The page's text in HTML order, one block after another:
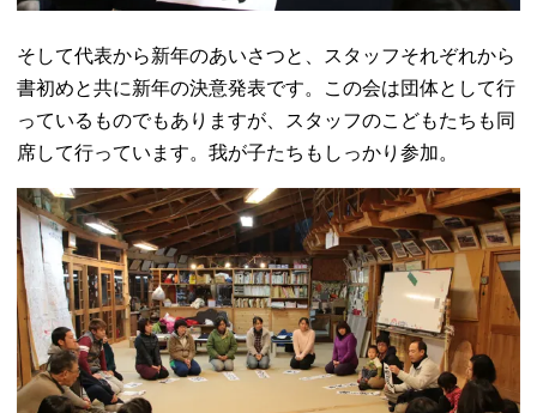
そして代表から新年のあいさつと、スタッフそれぞれから
書初めと共に新年の決意発表です。この会は団体として行
っているものでもありますが、スタッフのこどもたちも同
席して行っています。我が子たちもしっかり参加。